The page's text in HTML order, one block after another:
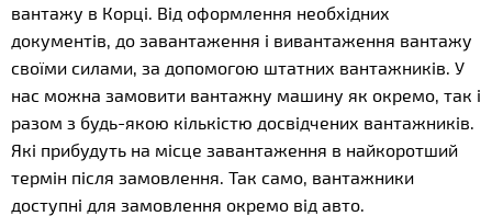
вантажу в Корці. Від оформлення необхідних
документів, до завантаження і вивантаження вантажу
своїми силами, за допомогою штатних вантажників. У
нас можна замовити вантажну машину як окремо, так і
разом з будь-якою кількістю досвідчених вантажників.
Які прибудуть на місце завантаження в найкоротший
термін після замовлення. Так само, вантажники
доступні для замовлення окремо від авто.